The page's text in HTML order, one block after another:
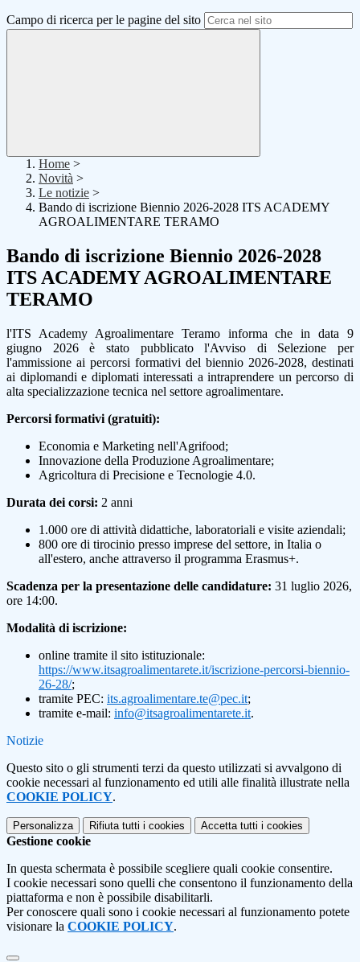
Campo di ricerca per le pagine del sito
Home >
Novità >
Le notizie >
Bando di iscrizione Biennio 2026-2028 ITS ACADEMY
AGROALIMENTARE TERAMO
Bando di iscrizione Biennio 2026-2028
ITS ACADEMY AGROALIMENTARE
TERAMO
l'ITS Academy Agroalimentare Teramo informa che in data 9
giugno 2026 è stato pubblicato l'Avviso di Selezione per
l'ammissione ai percorsi formativi del biennio 2026-2028, destinati
ai diplomandi e diplomati interessati a intraprendere un percorso di
alta specializzazione tecnica nel settore agroalimentare.
Percorsi formativi (gratuiti):
Economia e Marketing nell'Agrifood;
Innovazione della Produzione Agroalimentare;
Agricoltura di Precisione e Tecnologie 4.0.
Durata dei corsi: 2 anni
1.000 ore di attività didattiche, laboratoriali e visite aziendali;
800 ore di tirocinio presso imprese del settore, in Italia o
all'estero, anche attraverso il programma Erasmus+.
Scadenza per la presentazione delle candidature: 31 luglio 2026,
ore 14:00.
Modalità di iscrizione:
online tramite il sito istituzionale:
https://www.itsagroalimentarete.it/iscrizione-percorsi-biennio-
26-28/;
tramite PEC: its.agroalimentare.te@pec.it;
tramite e-mail: info@itsagroalimentarete.it.
Notizie
Questo sito o gli strumenti terzi da questo utilizzati si avvalgono di
cookie necessari al funzionamento ed utili alle finalità illustrate nella
COOKIE POLICY.
Personalizza Rifiuta tutti i cookies Accetta tutti i cookies
Gestione cookie
In questa schermata è possibile scegliere quali cookie consentire.
I cookie necessari sono quelli che consentono il funzionamento della
piattaforma e non è possibile disabilitarli.
Per conoscere quali sono i cookie necessari al funzionamento potete
visionare la COOKIE POLICY.